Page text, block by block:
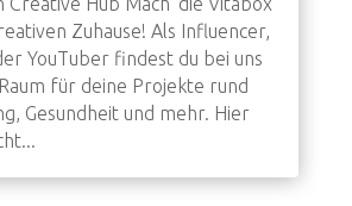
Zuhause! Als Influencer,
YouTuber findest du bei uns
für deine Projekte rund
Gesundheit und mehr. Hier